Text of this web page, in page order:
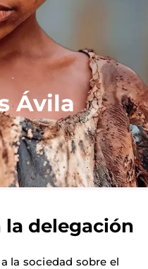
Ávila
la delegación
la sociedad sobre el